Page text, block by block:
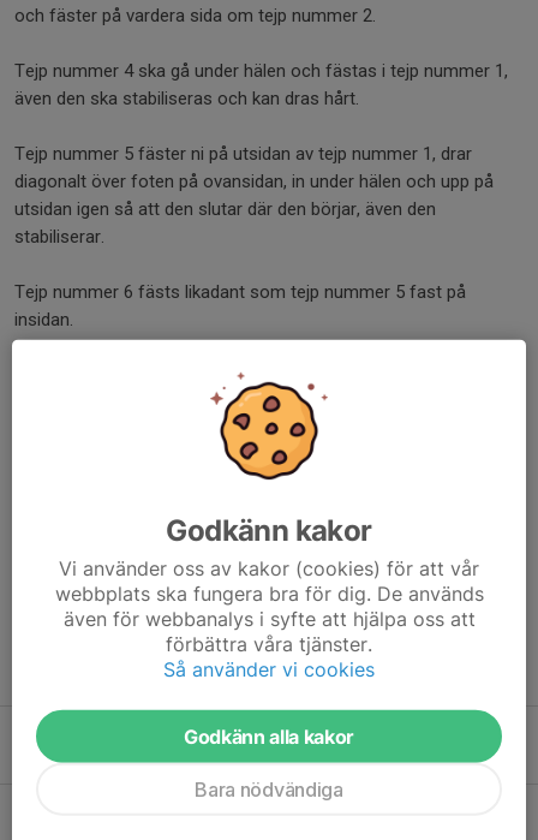
och fäster på vardera sida om tejp nummer 2.
Tejp nummer 4 ska gå under hälen och fästas i tejp nummer 1,
även den ska stabiliseras och kan dras hårt.
Tejp nummer 5 fäster ni på utsidan av tejp nummer 1, drar
diagonalt över foten på ovansidan, in under hälen och upp på
utsidan igen så att den slutar där den börjar, även den
stabiliserar.
Tejp nummer 6 fästs likadant som tejp nummer 5 fast på
insidan.
Marina Långdahl22 jun 2025
Så himla bra info! Tack för den!👏😍
Tidigare nyheter
21 jun, 20:56 0
Godkänn kakor
Vi använder oss av kakor (cookies) för att vår
webbplats ska fungera bra för dig. De används
även för webbanalys i syfte att hjälpa oss att
förbättra våra tjänster.
Så använder vi cookies
Godkänn alla kakor
Bara nödvändiga